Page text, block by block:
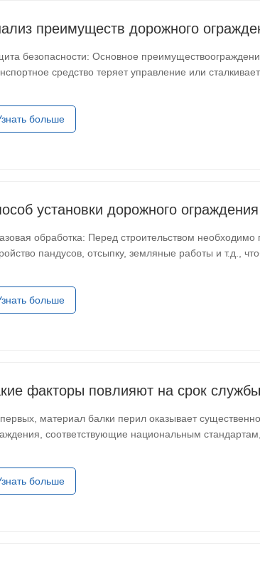
преимуществ дорожного
безопасности: Основное
средство теряет управление или
больше
установки дорожного ограждения
обработка: Перед строительством
пандусов, отсыпку, земляные работы и т.д.,
больше
факторы повлияют на срок
материал балки перил оказывает
соответствующие национальным
больше